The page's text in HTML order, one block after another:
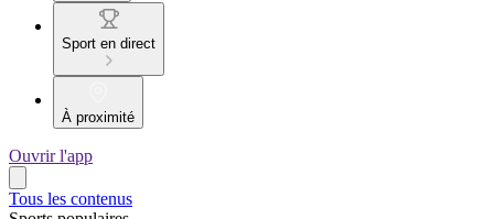
Sport en direct
À proximité
Ouvrir l'app
Tous les contenus